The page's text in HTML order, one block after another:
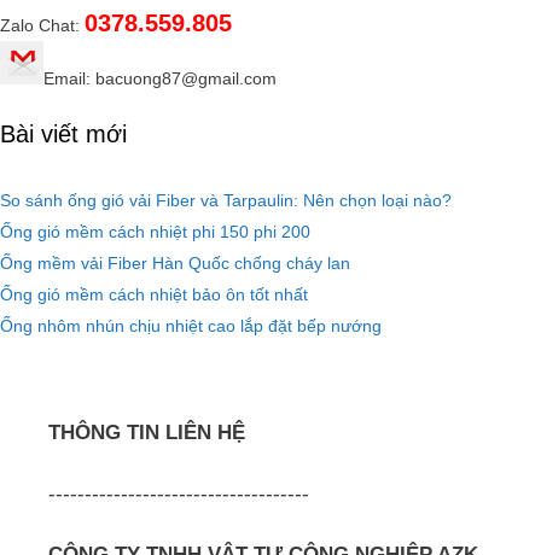
Zalo Chat: 0378.559.805
Email: bacuong87@gmail.com
Bài viết mới
So sánh ống gió vải Fiber và Tarpaulin: Nên chọn loại nào?
Ống gió mềm cách nhiệt phi 150 phi 200
Ống mềm vải Fiber Hàn Quốc chống cháy lan
Ống gió mềm cách nhiệt bảo ôn tốt nhất
Ống nhôm nhún chịu nhiệt cao lắp đặt bếp nướng
THÔNG TIN LIÊN HỆ
------------------------------------